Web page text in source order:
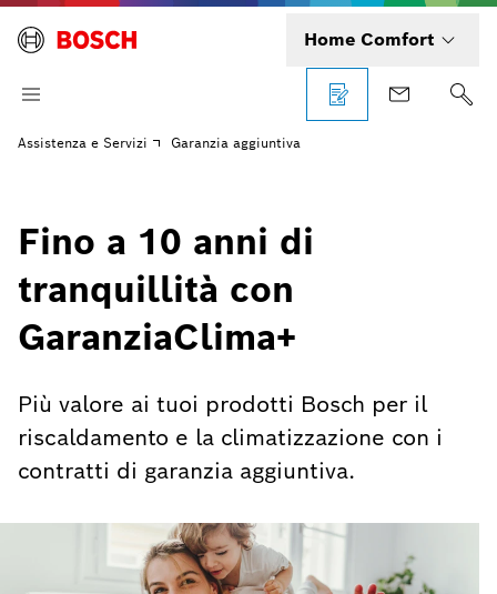
Home Comfort
Assistenza e Servizi Garanzia aggiuntiva
Fino a 10 anni di
tranquillità con
GaranziaClima+
Più valore ai tuoi prodotti Bosch per il
riscaldamento e la climatizzazione con i
contratti di garanzia aggiuntiva.